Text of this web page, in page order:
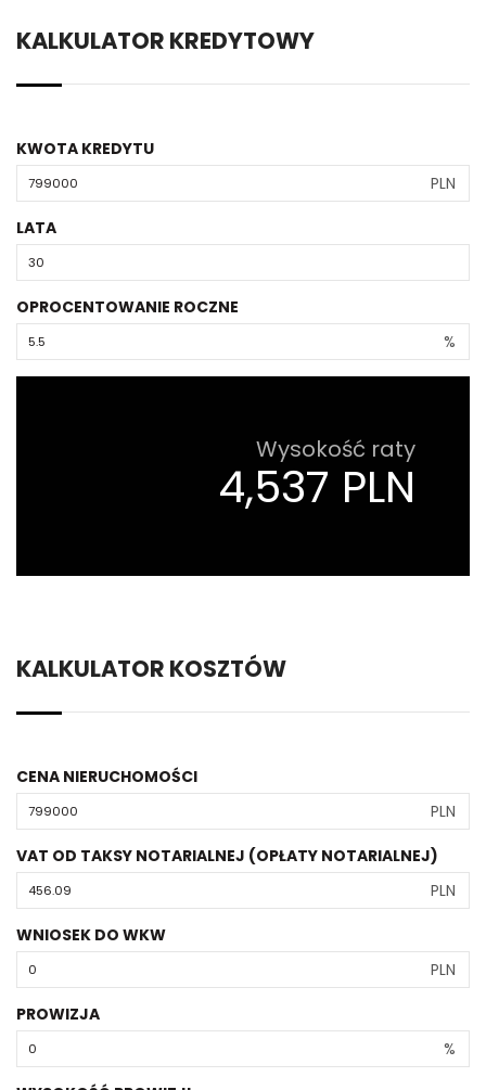
KALKULATOR KREDYTOWY
KWOTA KREDYTU
PLN
LATA
OPROCENTOWANIE ROCZNE
%
Wysokość raty
4,537 PLN
KALKULATOR KOSZTÓW
CENA NIERUCHOMOŚCI
PLN
VAT OD TAKSY NOTARIALNEJ (OPŁATY NOTARIALNEJ)
PLN
WNIOSEK DO WKW
PLN
PROWIZJA
%